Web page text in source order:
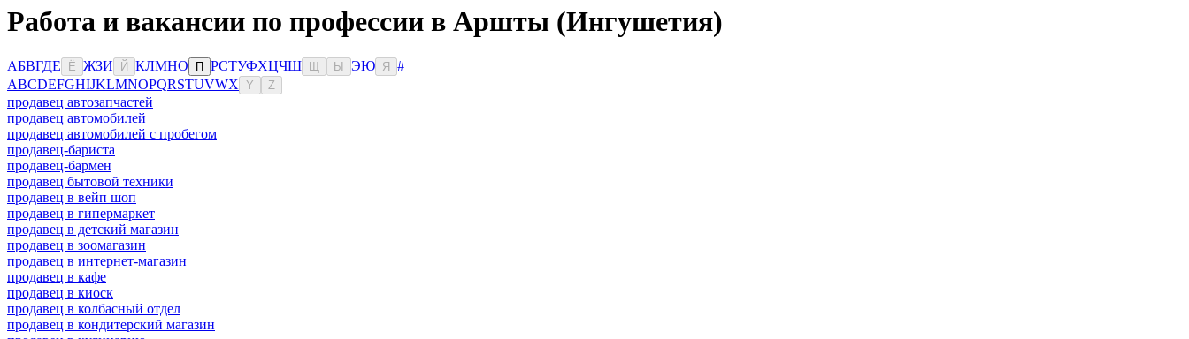
Работа и вакансии по профессии в Аршты (Ингушетия)
АБВГДЕ Ё ЖЗИ Й КЛМНО П РСТУФХЦЧШ Ы ЭЮ Я
#
ABCDEFGHIJKLMNOPQRSTUVWX Y Z
продавец автозапчастей
продавец автомобилей
продавец автомобилей с пробегом
продавец-бариста
продавец-бармен
продавец бытовой техники
продавец в вейп шоп
продавец в гипермаркет
продавец в детский магазин
продавец в зоомагазин
продавец в интернет-магазин
продавец в кафе
продавец в киоск
продавец в колбасный отдел
продавец в кондитерский магазин